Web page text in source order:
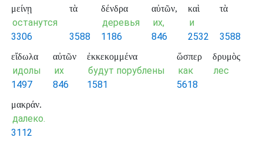
μείνῃ
останутся
3306
τὰ
3588
δένδρα
деревья
1186
αὐτῶν,
их,
846
καὶ
и
2532
τὰ
3588
εἴδωλα
идолы
1497
αὐτῶν
их
846
ἐκκεκομμένα
будут порублены
1581
ὥσπερ
как
5618
δρυμὸς
лес
μακράν.
далеко.
3112